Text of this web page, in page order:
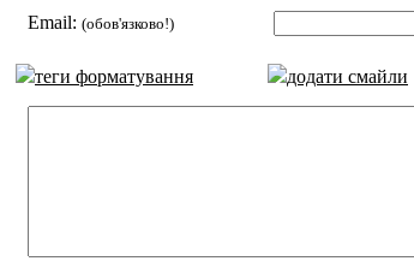
Email: (обов'язково!)
теги форматування додати смайли